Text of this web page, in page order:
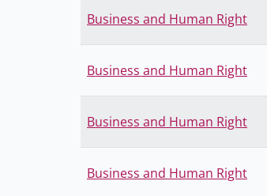
Business and Human Right
Business and Human Right
Business and Human Right
Business and Human Right